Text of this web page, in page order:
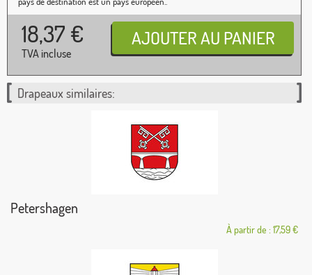
18,37 €
TVA incluse
Drapeaux similaires:
Petershagen
À partir de : 17,59 €